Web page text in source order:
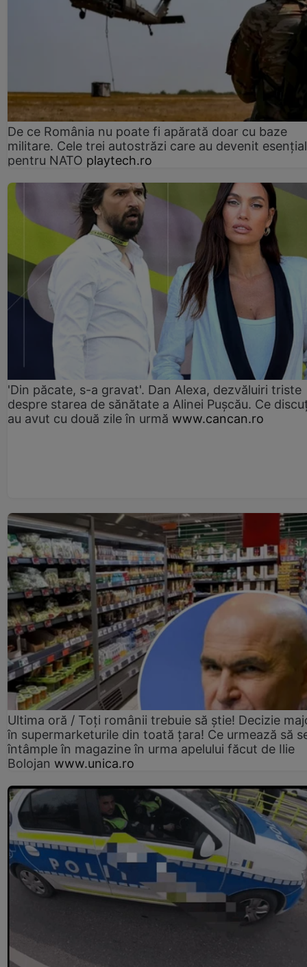
De ce România nu poate fi apărată doar cu baze
militare. Cele trei autostrăzi care au devenit
pentru NATO playtech.ro
'Din păcate, s-a gravat'. Dan Alexa, dezvăluiri triste
despre starea de sănătate a Alinei Pușcău. Ce
au avut cu două zile în urmă www.cancan.ro
Ultima oră / Toți românii trebuie să știe! Decizie
în supermarketurile din toată țara! Ce urmează să
întâmple în magazine în urma apelului făcut de Ilie
Bolojan www.unica.ro